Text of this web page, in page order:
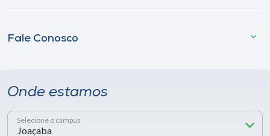
Fale Conosco
Onde estamos
Selecione o campus